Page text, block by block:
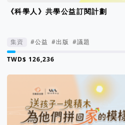
《科學人》共學公益訂閱計劃
集資 #公益 #出版 #議題
集資進度 4%